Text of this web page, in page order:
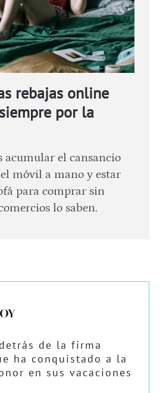
rebajas online
por la
acumular el cansancio
móvil a mano y estar
para comprar sin
lo saben.
de la firma
ha conquistado a la
en sus vacaciones